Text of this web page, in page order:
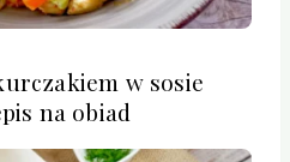
w sosie
na obiad